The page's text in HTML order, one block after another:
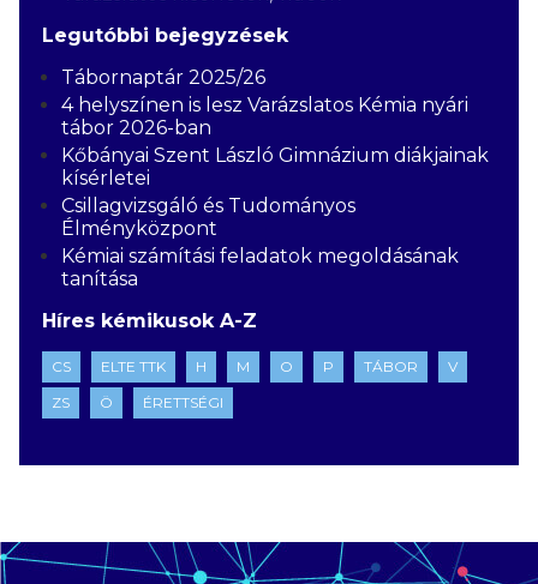
Legutóbbi bejegyzések
Tábornaptár 2025/26
4 helyszínen is lesz Varázslatos Kémia nyári
tábor 2026-ban
Kőbányai Szent László Gimnázium diákjainak
kísérletei
Csillagvizsgáló és Tudományos
Élményközpont
Kémiai számítási feladatok megoldásának
tanítása
Híres kémikusok A-Z
CS ELTE TTK H M O P TÁBOR
V
ZS
Ö ÉRETTSÉGI